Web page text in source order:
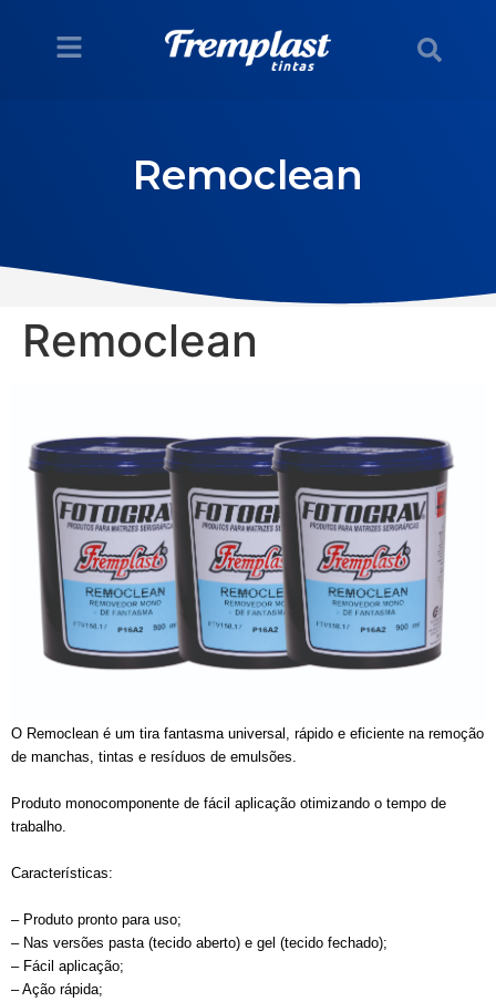
Remoclean
Remoclean
O Remoclean é um tira fantasma universal, rápido e eficiente na remoção
de manchas, tintas e resíduos de emulsões.
Produto monocomponente de fácil aplicação otimizando o tempo de
trabalho.
Características:
– Produto pronto para uso;
– Nas versões pasta (tecido aberto) e gel (tecido fechado);
– Fácil aplicação;
– Ação rápida;